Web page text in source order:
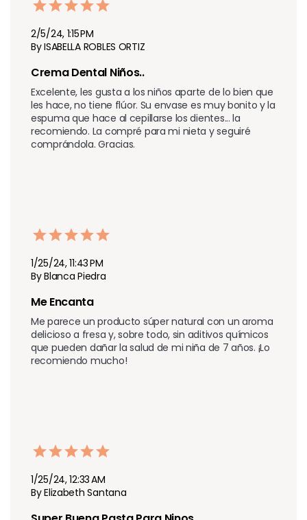
2/5/24, 1:15 PM
By ISABELLA ROBLES ORTIZ
Crema Dental Niños..
Excelente, les gusta a los niños aparte de lo bien que
les hace, no tiene flúor. Su envase es muy bonito y la
espuma que hace al cepillarse los dientes... la
recomiendo. La compré para mi nieta y seguiré
comprándola. Gracias.
1/25/24, 11:43 PM
By Blanca Piedra
Me Encanta
Me parece un producto súper natural con un aroma
delicioso a fresa y, sobre todo, sin aditivos químicos
que pueden dañar la salud de mi niña de 7 años. ¡Lo
recomiendo mucho!
1/25/24, 12:33 AM
By Elizabeth Santana